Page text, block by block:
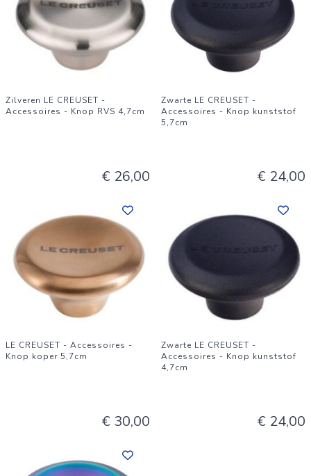
Zilveren LE CREUSET -
Accessoires - Knop RVS 4,7cm
€ 26,00
Zwarte LE CREUSET -
Accessoires - Knop kunststof
5,7cm
€ 24,00
LE CREUSET - Accessoires -
Knop koper 5,7cm
€ 30,00
Zwarte LE CREUSET -
Accessoires - Knop kunststof
4,7cm
€ 24,00